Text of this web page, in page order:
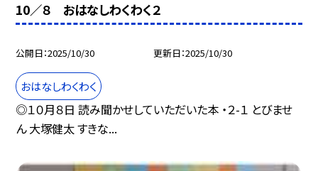
10／８ おはなしわくわく２
公開日 2025/10/30 更新日 2025/10/30
おはなしわくわく
◎１０月８日 読み聞かせしていただいた本 ・２-１ とびませ
ん 大塚健太 すきな...